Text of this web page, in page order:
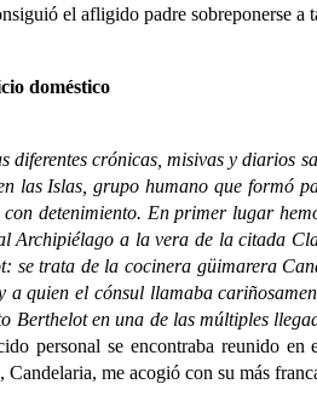
el afligido padre sobreponerse a
doméstico
crónicas, misivas y diarios
las Islas, grupo humano que formó
detenimiento. En primer lugar
Archipiélago a la vera de la citada
se trata de la cocinera güimarera
a quien el cónsul llamaba
Berthelot en una de las múltiples
personal se encontraba reunido
Candelaria, me acogió con su más